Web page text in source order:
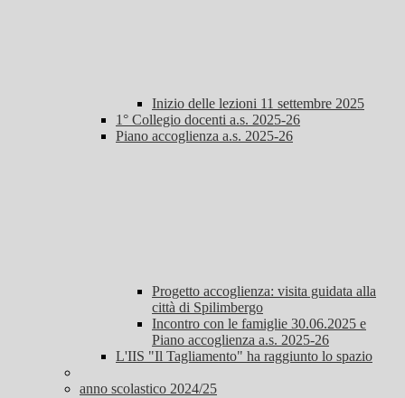
Inizio delle lezioni 11 settembre 2025
1° Collegio docenti a.s. 2025-26
Piano accoglienza a.s. 2025-26
Progetto accoglienza: visita guidata alla
città di Spilimbergo
Incontro con le famiglie 30.06.2025 e
Piano accoglienza a.s. 2025-26
L'IIS "Il Tagliamento" ha raggiunto lo spazio
anno scolastico 2024/25